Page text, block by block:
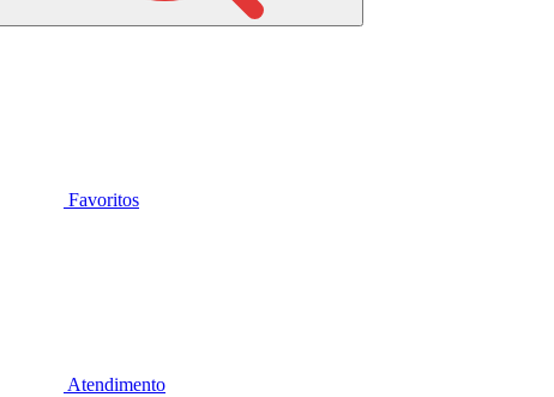
Favoritos
Atendimento